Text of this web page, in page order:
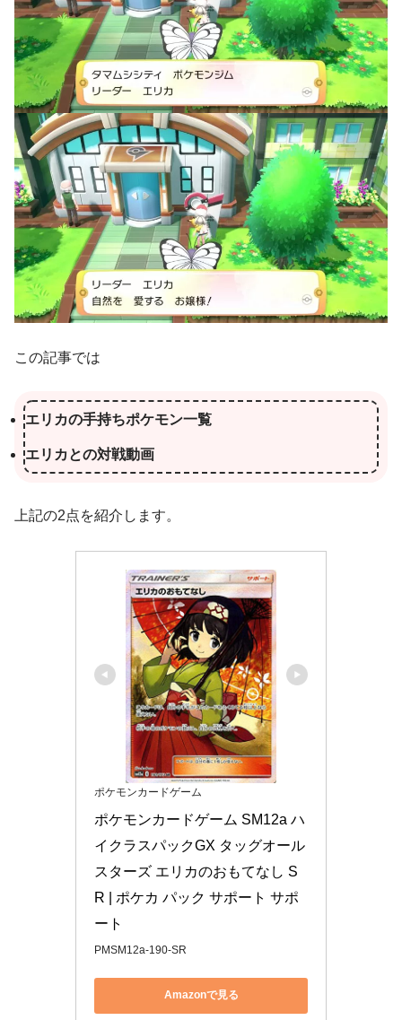
この記事では
エリカの手持ちポケモン一覧
エリカとの対戦動画
上記の2点を紹介します。
ポケモンカードゲーム
ポケモンカードゲーム SM12a ハ
イクラスパックGX タッグオール
スターズ エリカのおもてなし S
R | ポケカ パック サポート サポ
ート
PMSM12a-190-SR
Amazonで見る